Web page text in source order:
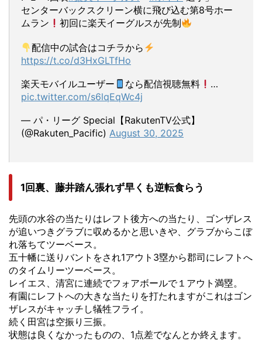
センターバックスクリーン横に飛び込む第8号ホー
ムラン
初回に楽天イーグルスが先制
配信中の試合はコチラから
https://t.co/d3HxGLTfHo
楽天モバイルユーザー
なら配信視聴無料
…
pic.twitter.com/s6lqEqWc4j
— パ・リーグ Special【RakutenTV公式】
(@Rakuten_Pacific) August 30, 2025
1回裏、藤井踏ん張れず早くも逆転食らう
先頭の水谷の当たりはレフト後方への当たり、ゴンザレス
が追いつきグラブに収めるかと思いきや、グラブからこぼ
れ落ちてツーベース。
五十幡に送りバントをされ1アウト3塁から郡司にレフトへ
のタイムリーツーベース。
レイエス、清宮に連続でフォアボールで１アウト満塁。
有園にレフトへの大きな当たりを打たれますがこれはゴン
ザレスがキャッチし犠牲フライ。
続く田宮は空振り三振。
状態は良くなかったものの、1点差でなんとか終えます。